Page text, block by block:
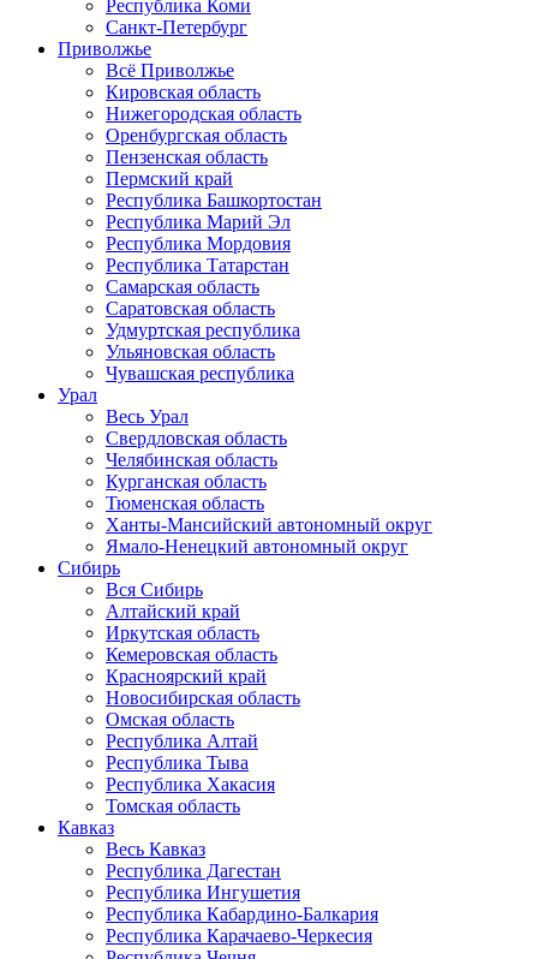
Республика Коми
Санкт-Петербург
Приволжье
Всё Приволжье
Кировская область
Нижегородская область
Оренбургская область
Пензенская область
Пермский край
Республика Башкортостан
Республика Марий Эл
Республика Мордовия
Республика Татарстан
Самарская область
Саратовская область
Удмуртская республика
Ульяновская область
Чувашская республика
Урал
Весь Урал
Свердловская область
Челябинская область
Курганская область
Тюменская область
Ханты-Мансийский автономный округ
Ямало-Ненецкий автономный округ
Сибирь
Вся Сибирь
Алтайский край
Иркутская область
Кемеровская область
Красноярский край
Новосибирская область
Омская область
Республика Алтай
Республика Тыва
Республика Хакасия
Томская область
Кавказ
Весь Кавказ
Республика Дагестан
Республика Ингушетия
Республика Кабардино-Балкария
Республика Карачаево-Черкесия